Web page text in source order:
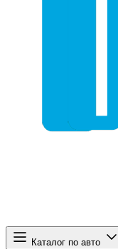
Каталог по авто